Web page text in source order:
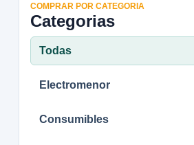
COMPRAR POR CATEGORIA
Categorias
Todas
Electromenor
Consumibles